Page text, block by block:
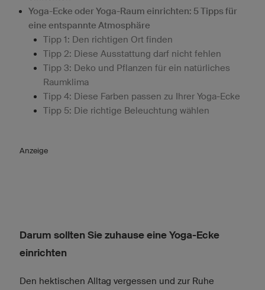
Yoga-Ecke oder Yoga-Raum einrichten: 5 Tipps für
eine entspannte Atmosphäre
Tipp 1: Den richtigen Ort finden
Tipp 2: Diese Ausstattung darf nicht fehlen
Tipp 3: Deko und Pflanzen für ein natürliches
Raumklima
Tipp 4: Diese Farben passen zu Ihrer Yoga-Ecke
Tipp 5: Die richtige Beleuchtung wählen
Anzeige
Darum sollten Sie zuhause eine Yoga-Ecke
einrichten
Den hektischen Alltag vergessen und zur Ruhe